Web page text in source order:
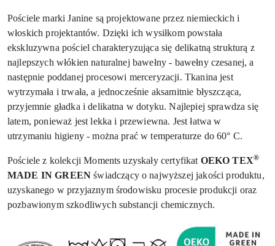
Pościele marki Janine są projektowane przez niemieckich i
włoskich projektantów. Dzięki ich wysiłkom powstała
ekskluzywna pościel charakteryzująca się delikatną strukturą z
najlepszych włókien naturalnej bawełny - bawełny czesanej, a
następnie poddanej procesowi merceryzacji. Tkanina jest
wytrzymała i trwała, a jednocześnie aksamitnie błyszcząca,
przyjemnie gładka i delikatna w dotyku. Najlepiej sprawdza się
latem, ponieważ jest lekka i przewiewna. Jest łatwa w
utrzymaniu higieny - można prać w temperaturze do 60° C.
Pościele z kolekcji Moments uzyskały certyfikat OEKO TEX®
MADE IN GREEN świadczący o najwyższej jakości produktu,
uzyskanego w przyjaznym środowisku procesie produkcji oraz
pozbawionym szkodliwych substancji chemicznych.